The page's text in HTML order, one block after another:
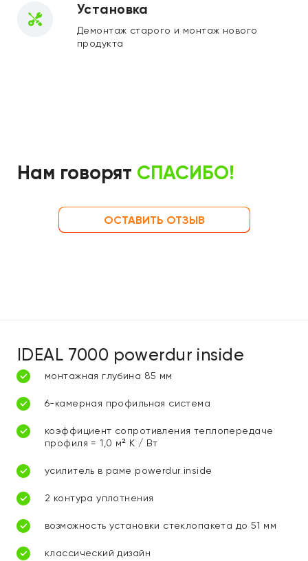
Установка
Демонтаж старого и монтаж нового
продукта
Нам говорят СПАСИБО!
ОСТАВИТЬ ОТЗЫВ
IDEAL 7000 powerdur inside
монтажная глубина 85 мм
6-камерная профильная система
коэффициент сопротивления теплопередаче
профиля = 1,0 м² К / Вт
усилитель в раме powerdur inside
2 контура уплотнения
возможность установки стеклопакета до 51 мм
классический дизайн